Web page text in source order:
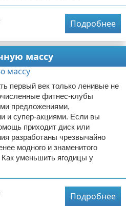
Подробнее
массу
первый век только ленивые не
фитнес-клубы
предложениями,
и супер-акциями. Если вы
приходит диск или
разработаны чрезвычайно
модного и знаменитого
уменьшить ягодицы у
Подробнее